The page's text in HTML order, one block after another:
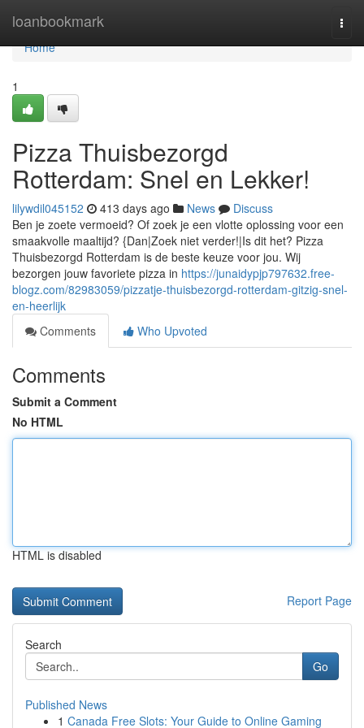
loanbookmark
Home
Home
1
Pizza Thuisbezorgd
Rotterdam: Snel en Lekker!
lilywdil045152 413 days ago News
Discuss
Ben je zoete vermoeid? Of zoek je een vlotte oplossing voor een
smaakvolle maaltijd? {Dan|Zoek niet verder!|Is dit het? Pizza
Thuisbezorgd Rotterdam is de beste keuze voor jou. Wij
bezorgen jouw favoriete pizza in https://junaidypjp797632.free-
blogz.com/82983059/pizzatje-thuisbezorgd-rotterdam-gitzig-snel-
en-heerlijk
Comments
Who Upvoted
Comments
Submit a Comment
No HTML
HTML is disabled
Report Page
Search
Go
Published News
1 Canada Free Slots: Your Guide to Online Gaming